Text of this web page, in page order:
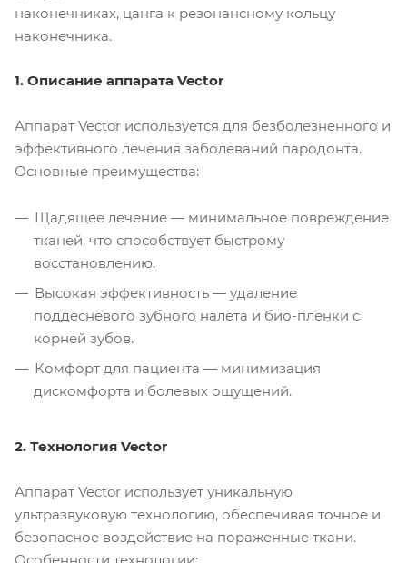
наконечниках, цанга к резонансному кольцу
наконечника.
1. Описание аппарата Vector
Аппарат Vector используется для безболезненного и
эффективного лечения заболеваний пародонта.
Основные преимущества:
Щадящее лечение — минимальное повреждение
тканей, что способствует быстрому
восстановлению.
Высокая эффективность — удаление
поддесневого зубного налета и био-пленки с
корней зубов.
Комфорт для пациента — минимизация
дискомфорта и болевых ощущений.
2. Технология Vector
Аппарат Vector использует уникальную
ультразвуковую технологию, обеспечивая точное и
безопасное воздействие на пораженные ткани.